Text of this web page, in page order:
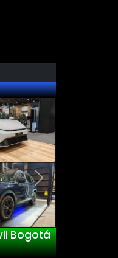
Bogotá
Next